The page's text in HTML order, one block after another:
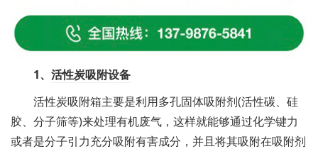
1、 活性炭吸附设备
活性炭吸附箱主要是利用多孔固体吸附剂(活性碳、硅
胶、分子筛等)来处理有机废气，这样就能够通过化学键力
或者是分子引力充分吸附有害成分，并且将其吸附在吸附剂